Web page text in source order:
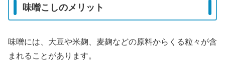
味噌こしのメリット
味噌には、大豆や米麹、麦麹などの原料からくる粒々が含
まれることがあります。